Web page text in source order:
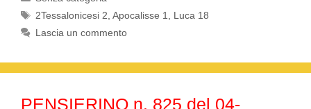
c
e
o
o
tt
er
ail
at
p
p
e
m di
Tag
2Tessalonicesi 2 ,Apocalisse 1
Luca 18
Lascia un commento
PENSIERINO n. 825 del 04-